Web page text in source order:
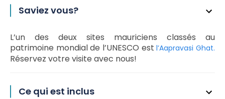
Saviez vous?
L’un des deux sites mauriciens classés au
patrimoine mondial de l’UNESCO estl’Aapravasi Ghat.
Réservez votre visite avec nous!
Ce qui est inclus